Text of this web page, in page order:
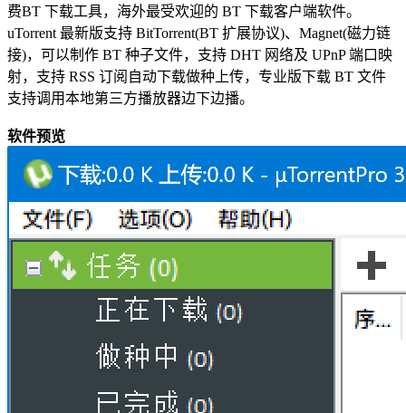
费BT 下载工具，海外最受欢迎的 BT 下载客户端软件。
uTorrent 最新版支持 BitTorrent(BT 扩展协议)、Magnet(磁力链
接)，可以制作 BT 种子文件，支持 DHT 网络及 UPnP 端口映
射，支持 RSS 订阅自动下载做种上传，专业版下载 BT 文件
支持调用本地第三方播放器边下边播。
软件预览